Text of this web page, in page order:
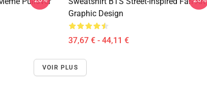
Graphic Design
37,67 € - 44,11 €
VOIR PLUS